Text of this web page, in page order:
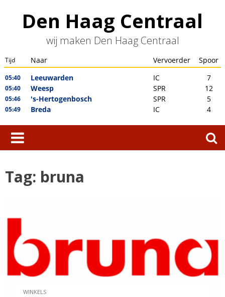
contentDen Haag Centraal
wij maken Den Haag Centraal
Zoeken
naar:
Tag: bruna
WINKELS